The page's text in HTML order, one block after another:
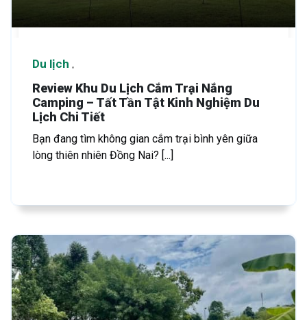
Du lịch
Review Khu Du Lịch Cắm Trại Nắng
Camping – Tất Tần Tật Kinh Nghiệm Du
Lịch Chi Tiết
Bạn đang tìm không gian cắm trại bình yên giữa
lòng thiên nhiên Đồng Nai? [...]